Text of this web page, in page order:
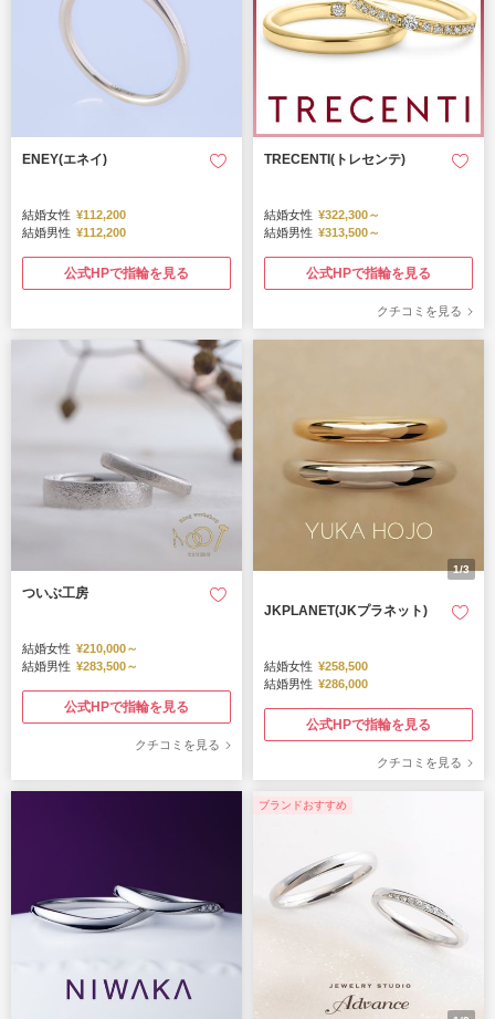
ENEY(エネイ)
結婚女性 ¥112,200
結婚男性 ¥112,200
公式HPで指輪を見る
TRECENTI(トレセンテ)
結婚女性 ¥322,300～
結婚男性 ¥313,500～
公式HPで指輪を見る
クチコミを見る
ついぶ工房
結婚女性 ¥210,000～
結婚男性 ¥283,500～
公式HPで指輪を見る
クチコミを見る
1/3
JKPLANET(JKプラネット)
結婚女性 ¥258,500
結婚男性 ¥286,000
公式HPで指輪を見る
クチコミを見る
ブランドおすすめ